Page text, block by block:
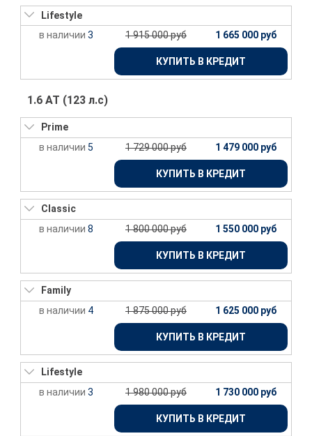
Lifestyle
3
1 915 000 руб 1 665 000 руб
КУПИТЬ В КРЕДИТ
1.6 АТ (123 л.с)
Prime
5
1 729 000 руб 1 479 000 руб
КУПИТЬ В КРЕДИТ
Classic
8
1 800 000 руб 1 550 000 руб
КУПИТЬ В КРЕДИТ
Family
4
1 875 000 руб 1 625 000 руб
КУПИТЬ В КРЕДИТ
Lifestyle
3
1 980 000 руб 1 730 000 руб
КУПИТЬ В КРЕДИТ